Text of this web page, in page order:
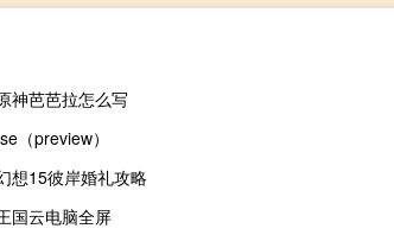
神芭芭拉怎么写
（preview）
想15彼岸婚礼攻略
国云电脑全屏